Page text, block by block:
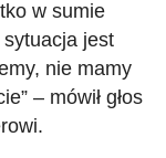
w sumie
jest
nie mamy
– mówił głos